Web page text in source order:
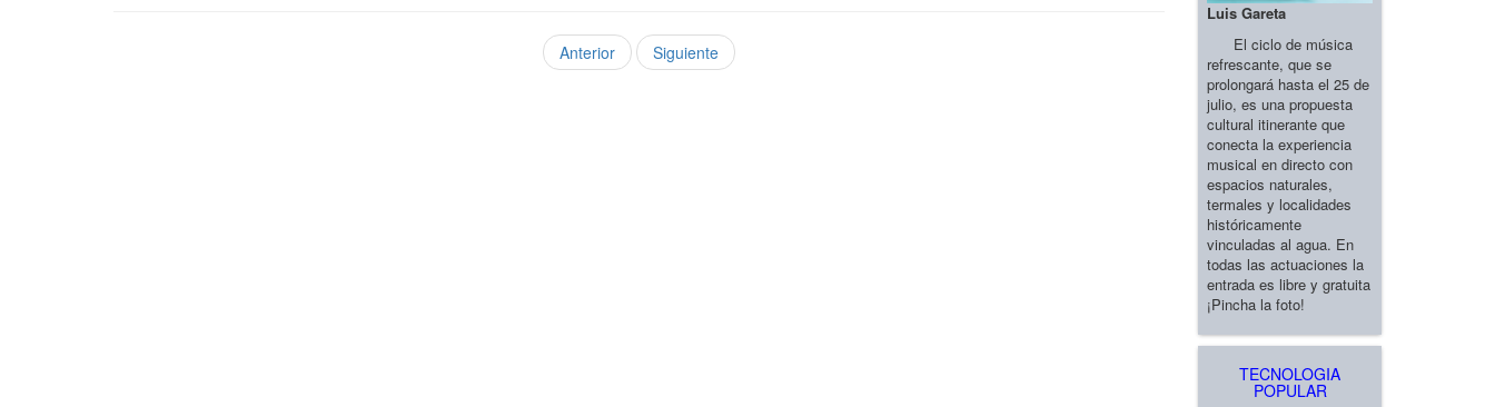
Anterior Siguiente
Luis Gareta
El ciclo de música
refrescante, que se
prolongará hasta el 25 de
julio, es una propuesta
cultural itinerante que
conecta la experiencia
musical en directo con
espacios naturales,
termales y localidades
históricamente
vinculadas al agua. En
todas las actuaciones la
entrada es libre y gratuita
¡Pincha la foto!
TECNOLOGIA
POPULAR